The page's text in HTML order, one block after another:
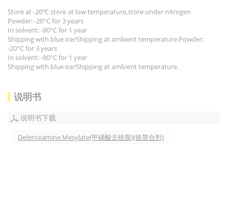
Store at -20℃.store at low temperature,store under nitrogen
Powder: -20°C for 3 years
In solvent: -80°C for 1 year
Shipping with blue ice/Shipping at ambient temperature.Powder:
-20°C for 3 years
In solvent: -80°C for 1 year
Shipping with blue ice/Shipping at ambient temperature.
说明书
说明书下载
Deferoxamine Mesylate(甲磺酸去铁胺)(铁螯合剂)